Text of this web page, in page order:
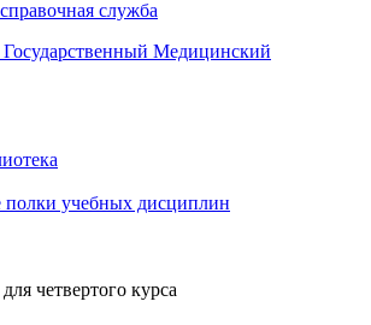
служба
Медицинский
полки учебных диcциплин
четвертого курса